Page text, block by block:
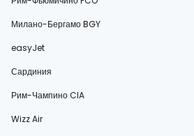
Милано-Бергамо BGY
easyJet
Сардиния
Рим-Чампино CIA
Wizz Air